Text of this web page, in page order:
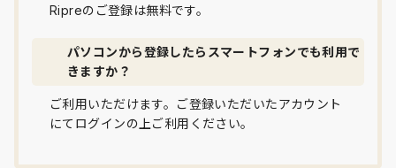
Ripreのご登録は無料です。
パソコンから登録したらスマートフォンでも利用で
きますか？
ご利用いただけます。ご登録いただいたアカウント
にてログインの上ご利用ください。